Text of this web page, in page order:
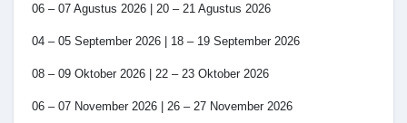
06 – 07 Agustus 2026 | 20 – 21 Agustus 2026
04 – 05 September 2026 | 18 – 19 September 2026
08 – 09 Oktober 2026 | 22 – 23 Oktober 2026
06 – 07 November 2026 | 26 – 27 November 2026